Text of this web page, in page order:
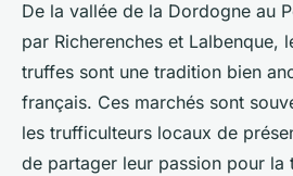
De la vallée de la Dordogne au
par Richerenches et Lalbenque,
truffes sont une tradition bien
français. Ces marchés sont
les trufficulteurs locaux de
de partager leur passion pour la